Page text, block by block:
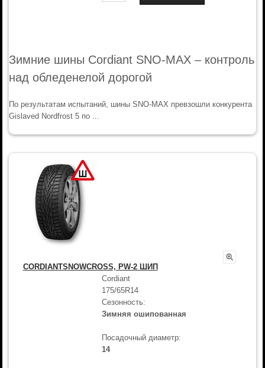
Зимние шины Cordiant SNO-MAX – контроль
над обледенелой дорогой
По результатам испытаний, шины SNO-MAX превзошли конкурента
Gislaved Nordfrost 5 по ...
CORDIANTSNOWCROSS, PW-2 ШИП
Cordiant
175/65R14
Сезонность:
Зимняя ошипованная
Посадочный диаметр:
14